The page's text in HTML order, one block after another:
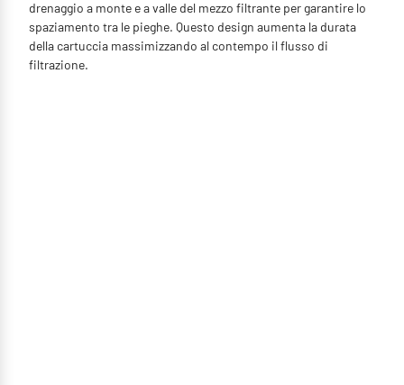
drenaggio a monte e a valle del mezzo filtrante per garantire lo
spaziamento tra le pieghe. Questo design aumenta la durata
della cartuccia massimizzando al contempo il flusso di
filtrazione.